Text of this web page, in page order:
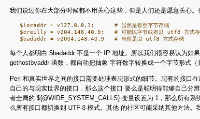
我们说过你在大部分时候都不用关心这些，但是人们还是愿意关心
   $locaddr = v127.0.0.1;      # 当然是按照字节存储
$oreilly = v204.148.40.9;   # 可能以字节或者以 utf8 方式存
   $badaddr = v2004.148.40.9   # 当然是以 utf8 方式存储
每个人都明白 $badaddr 不是一个 IP 地址。所以我们很容易认为如
gethostbyaddr 函数，都自动把抽象 字符数字转换成一个字节形式（
Perl 和真实世界之间的接口需要处理表现形式的细节。现有的接口
自己的与现实世界的接口，那么这个接口 要么是聪明得能够自己分
者全局的 ${@WIDE_SYSTEM_CALLS} 变量设置为 1，那么所有
么所有接口都切换到 UTF-8 模式。其他 的社区可能采纳其他方法。